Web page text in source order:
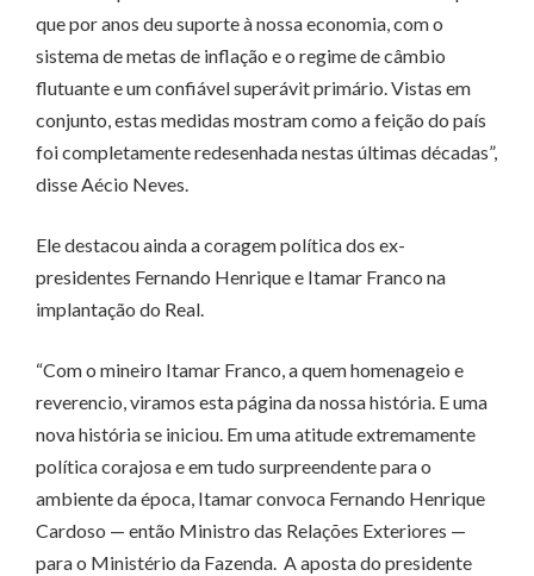
que por anos deu suporte à nossa economia, com o
sistema de metas de inflação e o regime de câmbio
flutuante e um confiável superávit primário. Vistas em
conjunto, estas medidas mostram como a feição do país
foi completamente redesenhada nestas últimas décadas”,
disse Aécio Neves.
Ele destacou ainda a coragem política dos ex-
presidentes Fernando Henrique e Itamar Franco na
implantação do Real.
“Com o mineiro Itamar Franco, a quem homenageio e
reverencio, viramos esta página da nossa história. E uma
nova história se iniciou. Em uma atitude extremamente
política corajosa e em tudo surpreendente para o
ambiente da época, Itamar convoca Fernando Henrique
Cardoso — então Ministro das Relações Exteriores —
para o Ministério da Fazenda. A aposta do presidente